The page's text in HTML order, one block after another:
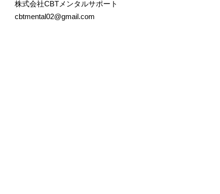
株式会社CBTメンタルサポート
cbtmental02@gmail.com